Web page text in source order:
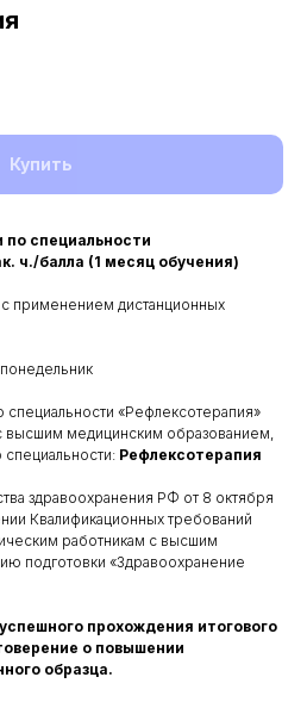
Купить
специальности
ч./балла (1 месяц обучения)
с применением дистанционных
«Рефлексотерапия»
высшим медицинским образованием,
специальности: Рефлексотерапия
здравоохранения РФ от 8 октября
Квалификационных требований
работникам с высшим
подготовки «Здравоохранение
прохождения итогового
о повышении
образца.